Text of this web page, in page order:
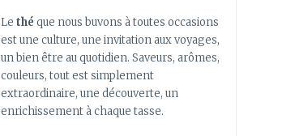
Le thé que nous buvons à toutes occasions
est une culture, une invitation aux voyages,
un bien être au quotidien. Saveurs, arômes,
couleurs, tout est simplement
extraordinaire, une découverte, un
enrichissement à chaque tasse.